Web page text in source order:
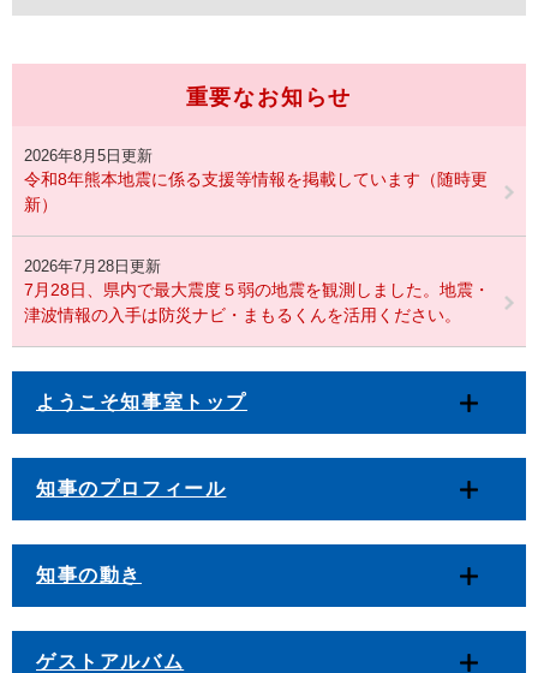
重要なお知らせ
2026年8月5日更新
令和8年熊本地震に係る支援等情報を掲載しています（随時更
新）
2026年7月28日更新
7月28日、県内で最大震度５弱の地震を観測しました。地震・
津波情報の入手は防災ナビ・まもるくんを活用ください。
ようこそ知事室トップ
知事のプロフィール
知事の動き
ゲストアルバム